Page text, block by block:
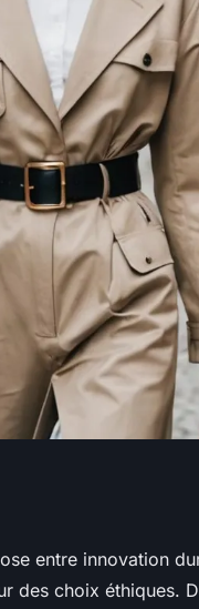
entre innovation
des choix éthiques.